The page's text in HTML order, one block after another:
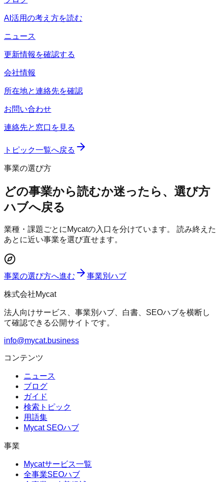
AI活用の考え方を読む
ニュース
更新情報を確認する
会社情報
所在地と連絡先を確認
お問い合わせ
連絡先と窓口を見る
トピック一覧へ戻る
事業の選び方
どの事業から読むか迷ったら、選び方
ハブへ戻る
業種・課題ごとにMycatの入口を分けています。 読み終えた
あとに近い事業を選び直せます。
事業の選び方へ進む 事業別ハブ
株式会社Mycat
法人向けサービス、事業別ハブ、白書、SEOハブを横断し
て確認できる公開サイトです。
info@mycat.business
コンテンツ
ニュース
ブログ
ガイド
検索トピック
用語集
Mycat SEOハブ
事業
Mycatサービス一覧
全事業SEOハブ